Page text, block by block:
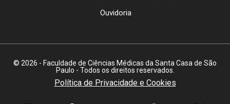
Ouvidoria
© 2026 - Faculdade de Ciências Médicas da Santa Casa de São
Paulo - Todos os direitos reservados.
Política de Privacidade e Cookies